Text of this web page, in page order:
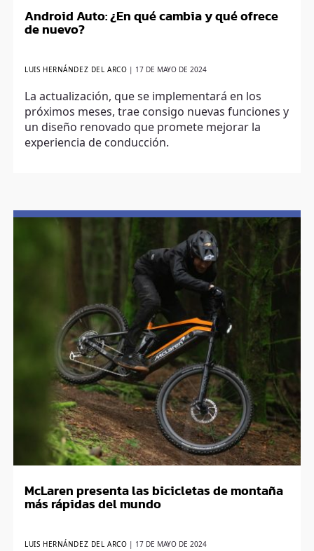
Android Auto: ¿En qué cambia y qué ofrece
de nuevo?
LUIS HERNÁNDEZ DEL ARCO 17 DE MAYO DE 2024
La actualización, que se implementará en los
próximos meses, trae consigo nuevas funciones y
un diseño renovado que promete mejorar la
experiencia de conducción.
McLaren presenta las bicicletas de montaña
más rápidas del mundo
LUIS HERNÁNDEZ DEL ARCO 17 DE MAYO DE 2024